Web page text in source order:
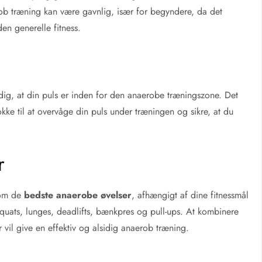
træning kan være gavnlig, især for begyndere, da det
generelle fitness.
at din puls er inden for den anaerobe træningszone. Det
til at overvåge din puls under træningen og sikre, at du
de bedste anaerobe øvelser, afhængigt af dine fitnessmål
lunges, deadlifts, bænkpres og pull-ups. At kombinere
give en effektiv og alsidig anaerob træning.